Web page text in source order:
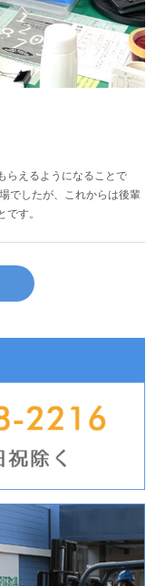
らえるようになることで
でしたが、これからは後輩
す。